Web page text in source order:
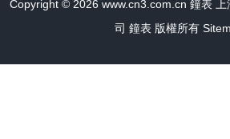
Copyright © 2026 www.cn3.com.cn 鐘表
司 鐘表 版權所有